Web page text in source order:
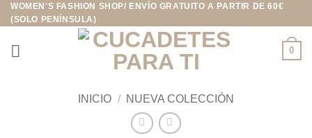
Saltar
al
contenido
WOMEN'S FASHION SHOP/ ENVÍO GRATUITO A PARTIR DE 60€
(SOLO PENÍNSULA)
0
INICIO / NUEVA COLECCIÓN